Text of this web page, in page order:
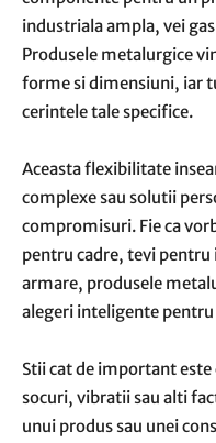
industriala ampla, vei
Produsele metalurgice
forme si dimensiuni, iar
cerintele tale specifice.
Aceasta flexibilitate
complexe sau solutii
compromisuri. Fie ca
pentru cadre, tevi pentru
armare, produsele
alegeri inteligente
Stii cat de important este
socuri, vibratii sau alti
unui produs sau unei